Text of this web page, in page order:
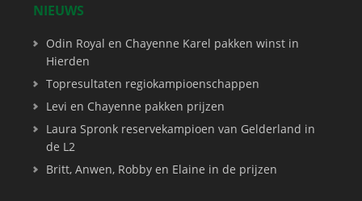
NIEUWS
Odin Royal en Chayenne Karel pakken winst in
Hierden
Topresultaten regiokampioenschappen
Levi en Chayenne pakken prijzen
Laura Spronk reservekampioen van Gelderland in
de L2
Britt, Anwen, Robby en Elaine in de prijzen